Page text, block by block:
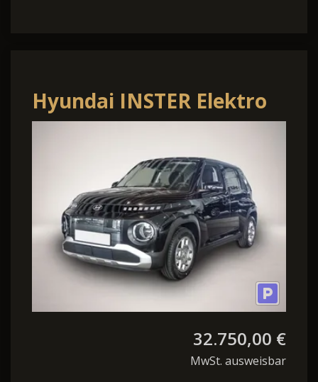
Hyundai INSTER Elektro
Trend Assistenz &
Effizienz-Paket
32.750,00 €
MwSt. ausweisbar